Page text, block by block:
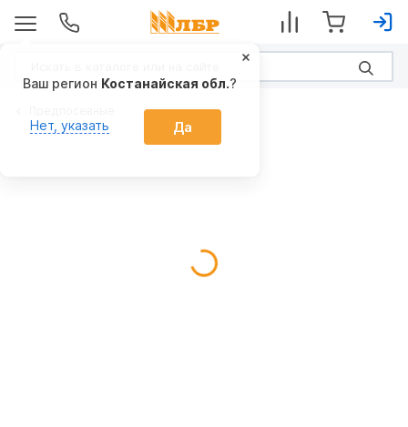
Ваш регион Костанайская обл.?
Нет, указать Да